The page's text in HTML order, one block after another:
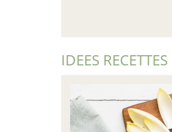
IDEES RECETTES